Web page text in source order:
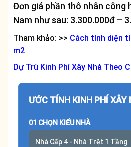
Đơn giá phần thô nhân công
Nam như sau: 3.300.000đ –
Tham khảo: >> Cách tính diện
m2
Dự Trù Kinh Phí Xây Nhà Theo
ƯỚC TÍNH KINH PHÍ XÂY
01 CHỌN KIỂU NHÀ
Nhà Cấp 4 - Nhà Trệt 1 Tầng